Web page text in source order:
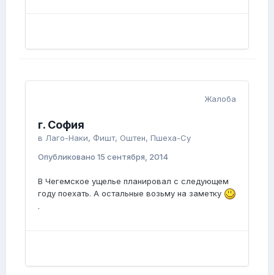
Жалоба
г. София
в Лаго-Наки, Фишт, Оштен, Пшеха-Су
Опубликовано 15 сентября, 2014
В Чегемское ущелье планировал с следующем
году поехать. А остальные возьму на заметку
.